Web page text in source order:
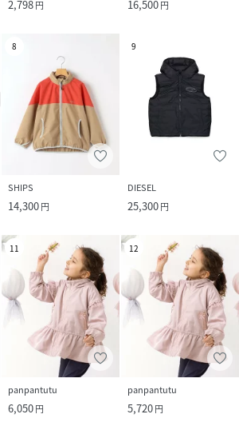
2,798円 16,500円
8
SHIPS
14,300円
9
DIESEL
25,300円
11
panpantutu
6,050円
12
panpantutu
5,720円